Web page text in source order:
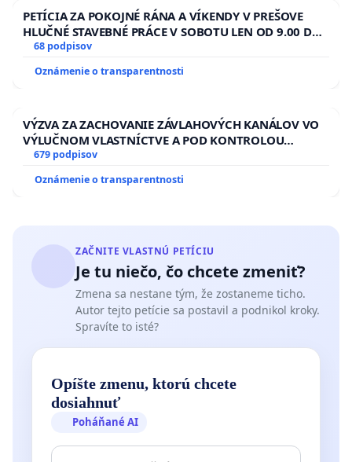
PETÍCIA ZA POKOJNÉ RÁNA A VÍKENDY V PREŠOVE
HLUČNÉ STAVEBNÉ PRÁCE V SOBOTU LEN OD 9.00 DO
13.00 HOD., CEZ PRACOVNÝ TÝŽDEŇ CIEĽ 8.00 – 18.00
ĎUMBIERSKEJ/MAGU
68 podpisov
Oznámenie o transparentnosti
VÝZVA ZA ZACHOVANIE ZÁVLAHOVÝCH KANÁLOV VO
VÝLUČNOM VLASTNÍCTVE A POD KONTROLOU
SLOVENSKEJ REPUBLIKY & žiadosť na riešenie
kanálov na Slovensku
679 podpisov
Oznámenie o transparentnosti
ZAČNITE VLASTNÚ PETÍCIU
Je tu niečo, čo chcete zmeniť?
Zmena sa nestane tým, že zostaneme ticho.
Autor tejto petície sa postavil a podnikol kroky.
Spravíte to isté?
Opíšte zmenu, ktorú chcete
dosiahnuť
Poháňané AI